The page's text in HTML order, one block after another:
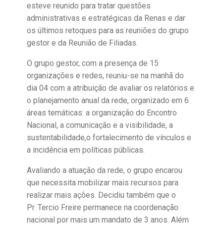
esteve reunido para tratar questões
administrativas e estratégicas da Renas e dar
os últimos retoques para as reuniões do grupo
gestor e da Reunião de Filiadas.
O grupo gestor, com a presença de 15
organizações e redes, reuniu-se na manhã do
dia 04 com a atribuição de avaliar os relatórios e
o planejamento anual da rede, organizado em 6
áreas temáticas: a organização do Encontro
Nacional, a comunicação e a visibilidade, a
sustentabilidade,o fortalecimento de vínculos e
a incidência em políticas públicas.
Avaliando a atuação da rede, o grupo encarou
que necessita mobilizar mais recursos para
realizar mais ações. Decidiu também que o
Pr. Tercio Freire permanece na coordenação
nacional por mais um mandato de 3 anos. Além